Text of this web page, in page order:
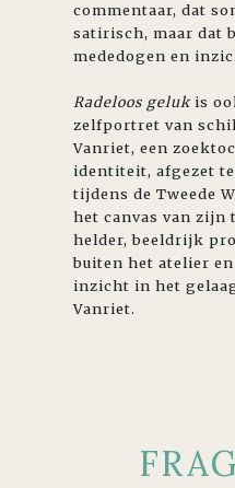
commentaar, dat
satirisch, maar dat
mededogen en
Radeloos gelukis
zelfportret van
Vanriet, een
identiteit, afgezet
tijdens de Tweede
het canvas van
helder, beeldrijk
buiten het atelier
inzicht in het
Vanriet.